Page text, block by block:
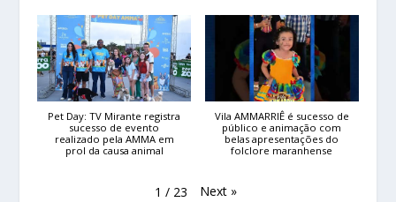
Pet Day: TV Mirante registra
sucesso de evento
realizado pela AMMA em
prol da causa animal
Vila AMMARRIÊ é sucesso de
público e animação com
belas apresentações do
folclore maranhense
1 / 23 Next »